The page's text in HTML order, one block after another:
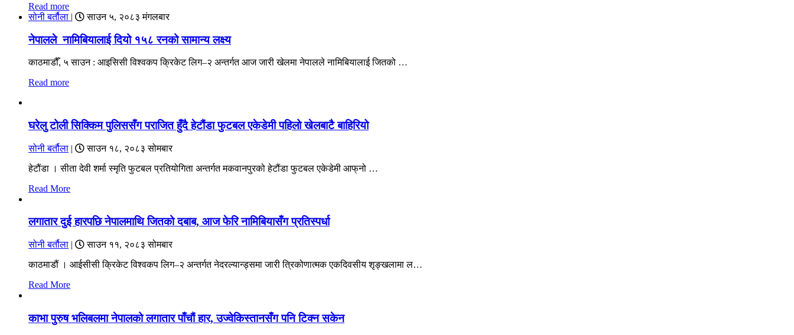
Read more
सोनी बर्तौला | साउन ५, २०८३ मंगलबार
नेपालले नामिबियालाई दियो १५८ रनको सामान्य लक्ष्य
काठमाडौँ, ५ साउन : आइसिसी विश्वकप क्रिकेट लिग–२ अन्तर्गत आज जारी खेलमा नेपालले नामिबियालाई जितको …
Read more
घरेलु टोली सिक्किम पुलिससँग पराजित हुँदै हेटौंडा फुटबल एकेडेमी पहिलो खेलबाटै बाहिरियो
सोनी बर्तौला |
साउन १८, २०८३ सोमबार
हेटौंडा । सीता देवी शर्मा स्मृति फुटबल प्रतियोगिता अन्तर्गत मकवानपुरको हेटौंडा फुटबल एकेडेमी आफ्‌नो …
Read More
लगातार दुई हारपछि नेपालमाथि जितको दबाब, आज फेरि नामिबियासँग प्रतिस्पर्धा
सोनी बर्तौला |
साउन ११, २०८३ सोमबार
काठमाडौं । आईसीसी क्रिकेट विश्वकप लिग–२ अन्तर्गत नेदरल्यान्ड्समा जारी त्रिकोणात्मक एकदिवसीय शृङ्खलामा ल…
Read More
काभा पुरुष भलिबलमा नेपालको लगातार पाँचौं हार, उज्वेकिस्तानसँग पनि टिक्न सकेन